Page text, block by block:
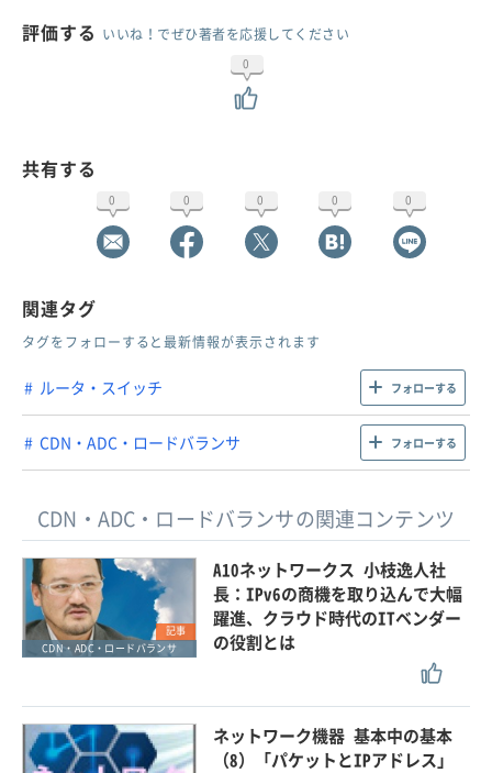
評価する いいね！でぜひ著者を応援してください
0
共有する
0 0 0 0 0
関連タグ
タグをフォローすると最新情報が表示されます
ルータ・スイッチ フォローする
CDN・ADC・ロードバランサ フォローする
CDN・ADC・ロードバランサの関連コンテンツ
記事
CDN・ADC・ロードバランサ
A10ネットワークス 小枝逸人社
長：IPv6の商機を取り込んで大幅
躍進、クラウド時代のITベンダー
の役割とは
ネットワーク機器 基本中の基本
（8）「パケットとIPアドレス」